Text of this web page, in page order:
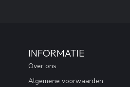
INFORMATIE
Over ons
Algemene voorwaarden